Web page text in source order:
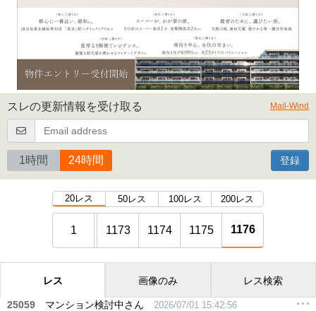
スレの更新情報を受け取る Mail-Wind
1時間 24時間 登録
20レス 50レス 100レス 200レス
1 1173 1174 1175 1176
レス 画像のみ レス検索
25059 マンション検討中さん 2026/07/01 15:42:56